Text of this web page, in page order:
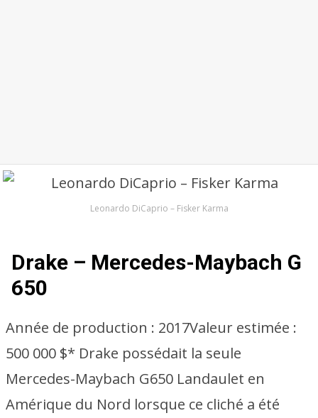
Leonardo DiCaprio – Fisker Karma
Drake – Mercedes-Maybach G
650
Année de production : 2017Valeur estimée :
500 000 $* Drake possédait la seule
Mercedes-Maybach G650 Landaulet en
Amérique du Nord lorsque ce cliché a été